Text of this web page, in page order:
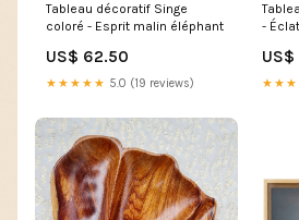
Tableau décoratif Singe
coloré - Esprit malin éléphant
US$ 62.50
★★★★★ 5.0 (19 reviews)
-